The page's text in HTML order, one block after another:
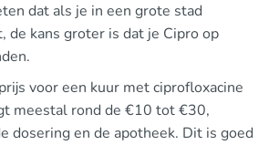
dat als je in een grote stad
de kans groter is dat je Cipro op
voor een kuur met ciprofloxacine
meestal rond de €10 tot €30,
dosering en de apotheek. Dit is goed